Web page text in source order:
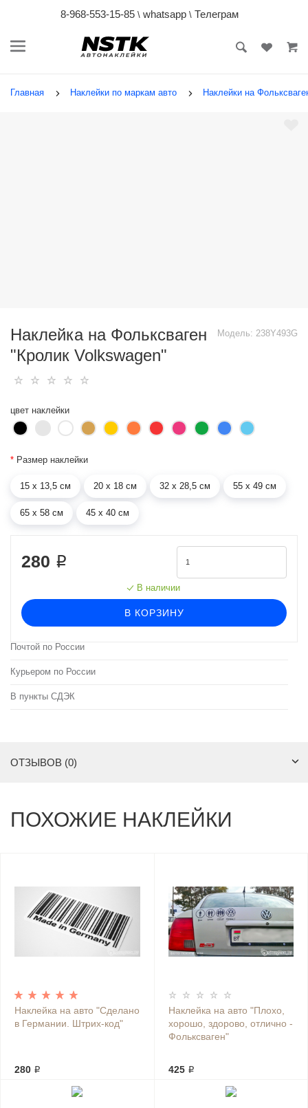
8-968-553-15-85 \ whatsapp\ Телеграм
Главная Наклейки по маркам авто Наклейки на
Модель: 238Y493G
Наклейка на Фольксваген
"Кролик Volkswagen"
цвет наклейки
* Размер наклейки
15 х 13,5 см 20 х 18 см 32 х 28,5 см 55 х 49 см
65 х 58 см 45 х 40 см
280 ₽
В наличии
В КОРЗИНУ
Почтой по России
Курьером по России
В пункты СДЭК
ОТЗЫВОВ (0)
ПОХОЖИЕ НАКЛЕЙКИ
Наклейка на авто "Сделано
в Германии. Штрих-код"
280 ₽
Наклейка на авто "Плохо,
хорошо, здорово, отлично -
Фольксваген"
425 ₽